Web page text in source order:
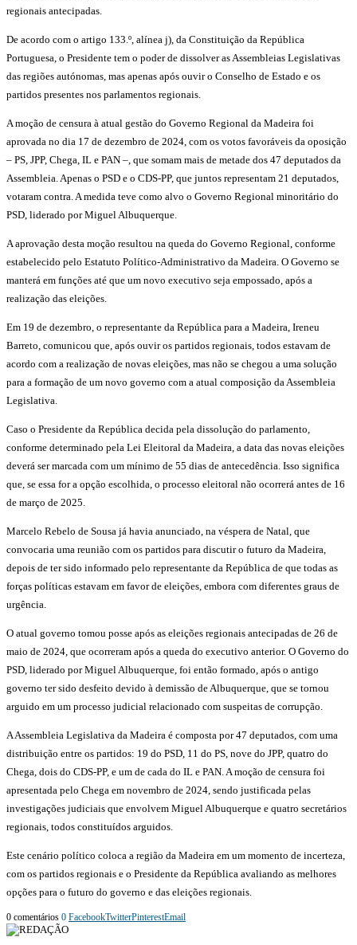
regionais antecipadas.
De acordo com o artigo 133.º, alínea j), da Constituição da República
Portuguesa, o Presidente tem o poder de dissolver as Assembleias Legislativas
das regiões autónomas, mas apenas após ouvir o Conselho de Estado e os
partidos presentes nos parlamentos regionais.
A moção de censura à atual gestão do Governo Regional da Madeira foi
aprovada no dia 17 de dezembro de 2024, com os votos favoráveis da oposição
– PS, JPP, Chega, IL e PAN –, que somam mais de metade dos 47 deputados da
Assembleia. Apenas o PSD e o CDS-PP, que juntos representam 21 deputados,
votaram contra. A medida teve como alvo o Governo Regional minoritário do
PSD, liderado por Miguel Albuquerque.
A aprovação desta moção resultou na queda do Governo Regional, conforme
estabelecido pelo Estatuto Político-Administrativo da Madeira. O Governo se
manterá em funções até que um novo executivo seja empossado, após a
realização das eleições.
Em 19 de dezembro, o representante da República para a Madeira, Ireneu
Barreto, comunicou que, após ouvir os partidos regionais, todos estavam de
acordo com a realização de novas eleições, mas não se chegou a uma solução
para a formação de um novo governo com a atual composição da Assembleia
Legislativa.
Caso o Presidente da República decida pela dissolução do parlamento,
conforme determinado pela Lei Eleitoral da Madeira, a data das novas eleições
deverá ser marcada com um mínimo de 55 dias de antecedência. Isso significa
que, se essa for a opção escolhida, o processo eleitoral não ocorrerá antes de 16
de março de 2025.
Marcelo Rebelo de Sousa já havia anunciado, na véspera de Natal, que
convocaria uma reunião com os partidos para discutir o futuro da Madeira,
depois de ter sido informado pelo representante da República de que todas as
forças políticas estavam em favor de eleições, embora com diferentes graus de
urgência.
O atual governo tomou posse após as eleições regionais antecipadas de 26 de
maio de 2024, que ocorreram após a queda do executivo anterior. O Governo do
PSD, liderado por Miguel Albuquerque, foi então formado, após o antigo
governo ter sido desfeito devido à demissão de Albuquerque, que se tornou
arguido em um processo judicial relacionado com suspeitas de corrupção.
A Assembleia Legislativa da Madeira é composta por 47 deputados, com uma
distribuição entre os partidos: 19 do PSD, 11 do PS, nove do JPP, quatro do
Chega, dois do CDS-PP, e um de cada do IL e PAN. A moção de censura foi
apresentada pelo Chega em novembro de 2024, sendo justificada pelas
investigações judiciais que envolvem Miguel Albuquerque e quatro secretários
regionais, todos constituídos arguidos.
Este cenário político coloca a região da Madeira em um momento de incerteza,
com os partidos regionais e o Presidente da República avaliando as melhores
opções para o futuro do governo e das eleições regionais.
0 comentários 0 FacebookTwitterPinterestEmail